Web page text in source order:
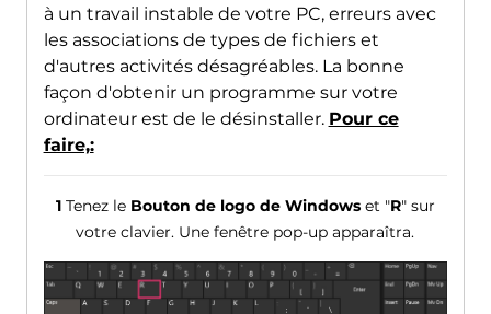
à un travail instable de votre PC, erreurs avec
les associations de types de fichiers et
d'autres activités désagréables. La bonne
façon d'obtenir un programme sur votre
ordinateur est de le désinstaller. Pour ce
faire,:
1Tenez le Bouton de logo de Windowset "R" sur
votre clavier. Une fenêtre pop-up apparaîtra.